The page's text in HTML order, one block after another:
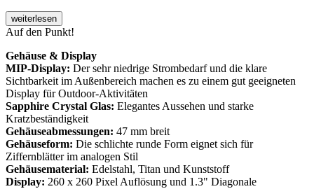
weiterlesen
Auf den Punkt!
Gehäuse & Display
MIP-Display: Der sehr niedrige Strombedarf und die klare
Sichtbarkeit im Außenbereich machen es zu einem gut geeigneten
Display für Outdoor-Aktivitäten
Sapphire Crystal Glas: Elegantes Aussehen und starke
Kratzbeständigkeit
Gehäuseabmessungen: 47 mm breit
Gehäuseform: Die schlichte runde Form eignet sich für
Ziffernblätter im analogen Stil
Gehäusematerial: Edelstahl, Titan und Kunststoff
Display: 260 x 260 Pixel Auflösung und 1.3" Diagonale